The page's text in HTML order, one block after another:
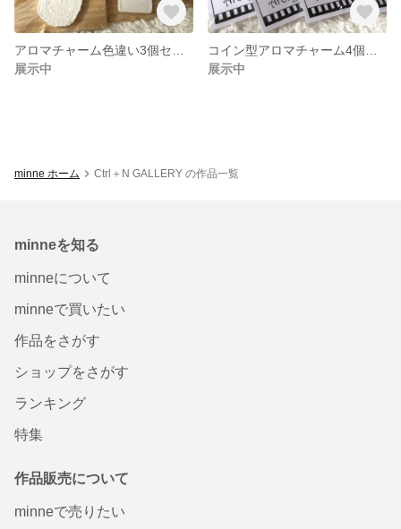
展示中
展示中
minne ホーム Ctrl＋N GALLERY の作品一覧
minneを知る
minneについて
minneで買いたい
作品をさがす
ショップをさがす
ランキング
特集
作品販売について
minneで売りたい